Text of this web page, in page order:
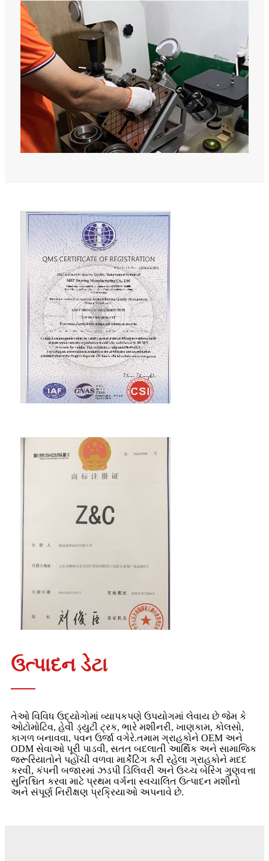
ઉત્પાદન ડેટા
તેઓ વિવિધ ઉદ્યોગોમાં વ્યાપકપણે ઉપયોગમાં લેવાય છે જેમ કે
ઓટોમોટિવ, હેવી ડ્યુટી ટ્રક, ભારે મશીનરી, ખાણકામ, કોલસો,
કાગળ બનાવવા, પવન ઉર્જા વગેરે.તમામ ગ્રાહકોને OEM અને
ODM સેવાઓ પૂરી પાડવી, સતત બદલાતી આર્થિક અને સામાજિક
જરૂરિયાતોને પહોંચી વળવા માર્કેટિંગ કરી રહેલા ગ્રાહકોને મદદ
કરવી, કંપની બજારમાં ઝડપી ડિલિવરી અને ઉચ્ચ બેરિંગ ગુણવત્તા
સુનિશ્ચિત કરવા માટે પ્રથમ વર્ગના સ્વચાલિત ઉત્પાદન મશીનો
અને સંપૂર્ણ નિરીક્ષણ પ્રક્રિયાઓ અપનાવે છે.